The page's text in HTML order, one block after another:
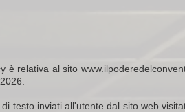
è relativa al sito
testo inviati all'utente dal sito web